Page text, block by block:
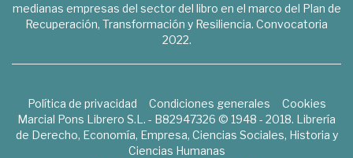
medianas empresas del sector del libro en el marco del Plan de
Recuperación, Transformación y Resiliencia. Convocatoria
2022.
Política de privacidad Condiciones generales
Cookies
Marcial Pons Librero S.L. - B82947326 © 1948 - 2018. Librería
de Derecho, Economía, Empresa, Ciencias Sociales, Historia y
Ciencias Humanas